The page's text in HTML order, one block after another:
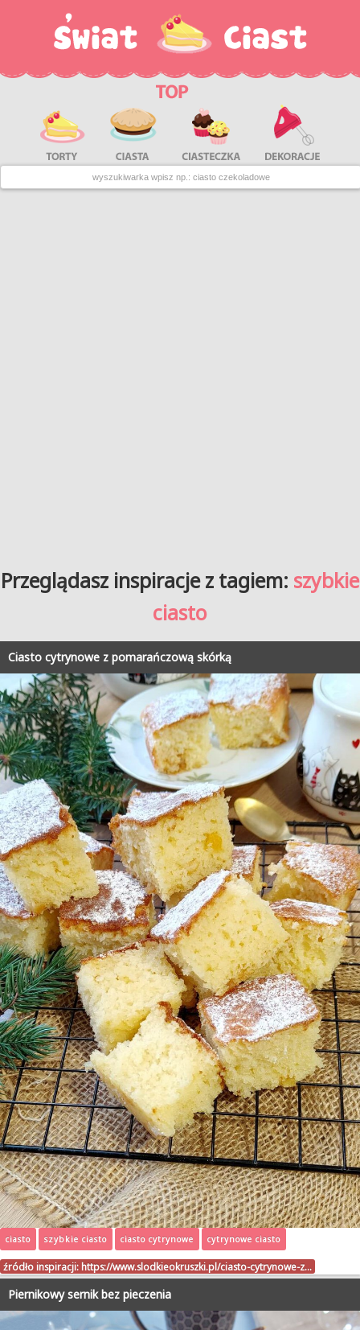
Przeglądasz inspiracje z tagiem: szybkie
ciasto
Ciasto cytrynowe z pomarańczową skórką
ciasto szybkie ciasto ciasto cytrynowe cytrynowe ciasto
źródło inspiracji: https://www.slodkieokruszki.pl/ciasto-cytrynowe-z…
Piernikowy sernik bez pieczenia